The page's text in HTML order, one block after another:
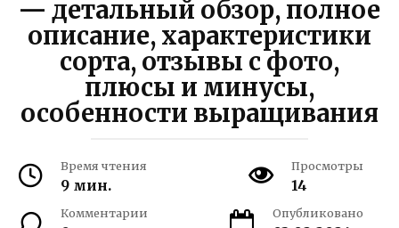
— детальный обзор, полное
описание, характеристики
сорта, отзывы с фото,
плюсы и минусы,
особенности выращивания
Время чтения
9 мин.
Просмотры
14
Комментарии Опубликовано